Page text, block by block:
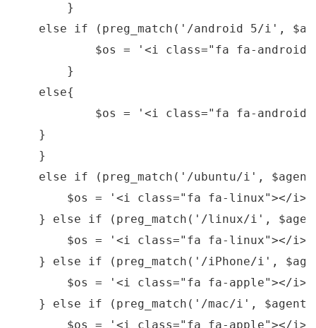
        }
else
if (preg_match( '/android 5/i' ,
            $os =
'<i class="fa fa-
        }
else{
            $os =
'<i class="fa fa-
    }
    }
else
if (preg_match( '/ubuntu/i' ,
        $os =
'<i class="fa fa-linux"></i>'
    }
else if (preg_match( '/linux/i' ,
        $os =
'<i class="fa fa-linux"></i>'
    }
else if (preg_match( '/iPhone/i' ,
        $os =
'<i class="fa fa-apple"></i>'
    }
else if (preg_match( '/mac/i' ,
        $os =
'<i class="fa fa-apple"></i>'